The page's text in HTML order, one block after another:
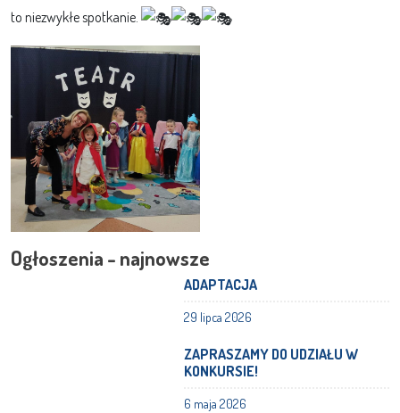
to niezwykłe spotkanie.
Ogłoszenia - najnowsze
ADAPTACJA
29 lipca 2026
ZAPRASZAMY DO UDZIAŁU W
KONKURSIE!
6 maja 2026